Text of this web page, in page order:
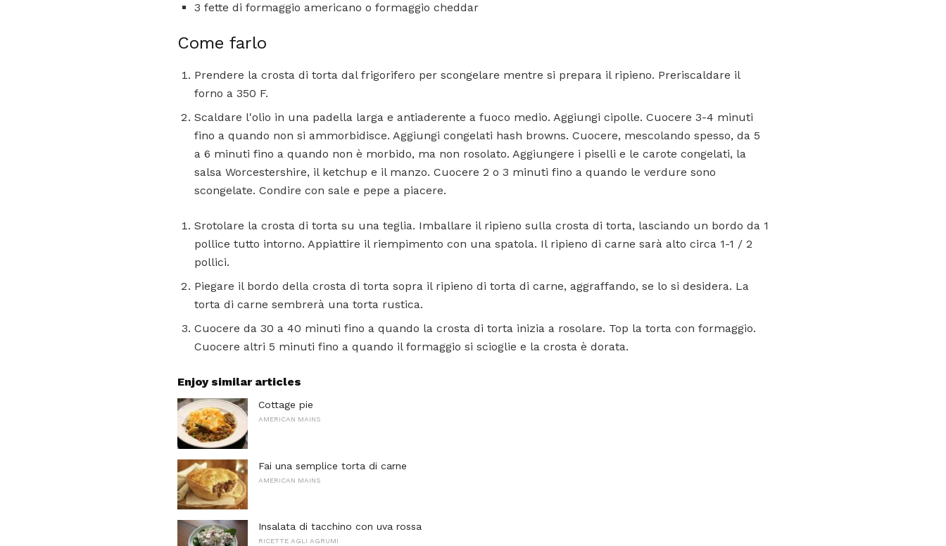
3 fette di formaggio americano o formaggio cheddar
Come farlo
Prendere la crosta di torta dal frigorifero per scongelare mentre si prepara il ripieno. Preriscaldare il
forno a 350 F.
Scaldare l'olio in una padella larga e antiaderente a fuoco medio. Aggiungi cipolle. Cuocere 3-4 minuti
fino a quando non si ammorbidisce. Aggiungi congelati hash browns. Cuocere, mescolando spesso, da 5
a 6 minuti fino a quando non è morbido, ma non rosolato. Aggiungere i piselli e le carote congelati, la
salsa Worcestershire, il ketchup e il manzo. Cuocere 2 o 3 minuti fino a quando le verdure sono
scongelate. Condire con sale e pepe a piacere.
Srotolare la crosta di torta su una teglia. Imballare il ripieno sulla crosta di torta, lasciando un bordo da 1
pollice tutto intorno. Appiattire il riempimento con una spatola. Il ripieno di carne sarà alto circa 1-1 / 2
pollici.
Piegare il bordo della crosta di torta sopra il ripieno di torta di carne, aggraffando, se lo si desidera. La
torta di carne sembrerà una torta rustica.
Cuocere da 30 a 40 minuti fino a quando la crosta di torta inizia a rosolare. Top la torta con formaggio.
Cuocere altri 5 minuti fino a quando il formaggio si scioglie e la crosta è dorata.
Enjoy similar articles
Cottage pie
AMERICAN MAINS
Fai una semplice torta di carne
AMERICAN MAINS
Insalata di tacchino con uva rossa
RICETTE AGLI AGRUMI